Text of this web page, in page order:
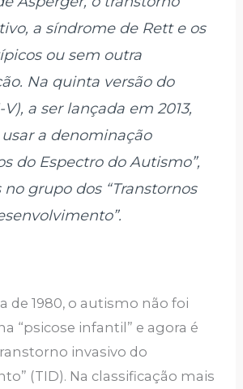
a síndrome de Rett e os
ou sem outra
Na quinta versão do
V), a ser lançada em 2013,
usar a denominação
do Espectro do Autismo”,
no grupo dos “Transtornos
de 1980, o autismo não foi
“psicose infantil” e agora é
invasivo do
(TID). Na classificação mais